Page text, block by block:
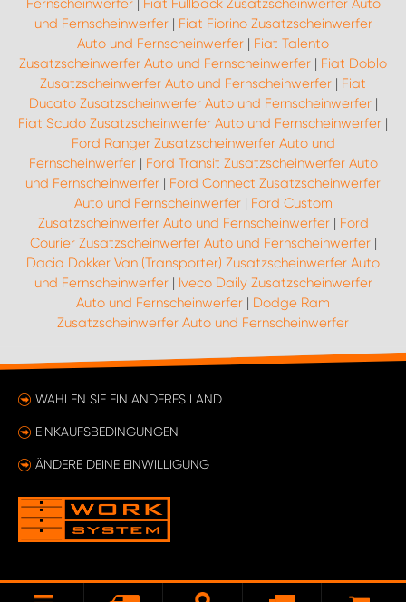
Fernscheinwerfer| Fiat Fullback Zusatzscheinwerfer Auto
und Fernscheinwerfer| Fiat Fiorino Zusatzscheinwerfer
Auto und Fernscheinwerfer | Fiat Talento
Zusatzscheinwerfer Auto und Fernscheinwerfer | Fiat Doblo
Zusatzscheinwerfer Auto und Fernscheinwerfer | Fiat
Ducato Zusatzscheinwerfer Auto und Fernscheinwerfer|
Fiat Scudo Zusatzscheinwerfer Auto und Fernscheinwerfer |
Ford Ranger Zusatzscheinwerfer Auto und
Fernscheinwerfer| Ford Transit Zusatzscheinwerfer Auto
und Fernscheinwerfer | Ford Connect Zusatzscheinwerfer
Auto und Fernscheinwerfer| Ford Custom
Zusatzscheinwerfer Auto und Fernscheinwerfer| Ford
Courier Zusatzscheinwerfer Auto und Fernscheinwerfer|
Dacia Dokker Van (Transporter) Zusatzscheinwerfer Auto
und Fernscheinwerfer| Iveco Daily Zusatzscheinwerfer
Auto und Fernscheinwerfer | Dodge Ram
Zusatzscheinwerfer Auto und Fernscheinwerfer
WÄHLEN SIE EIN ANDERES LAND
EINKAUFSBEDINGUNGEN
ÄNDERE DEINE EINWILLIGUNG